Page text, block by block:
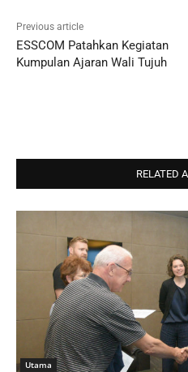
Previous article
ESSCOM Patahkan Kegiatan
Kumpulan Ajaran Wali Tujuh
RELATED
Utama